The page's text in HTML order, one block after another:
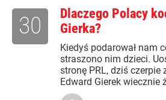
Dlaczego Polacy
Gierka?
Kiedyś podarował nam
straszono nim dzieci.
stronę PRL, dziś czerpie
Edward Gierek wiecznie
30